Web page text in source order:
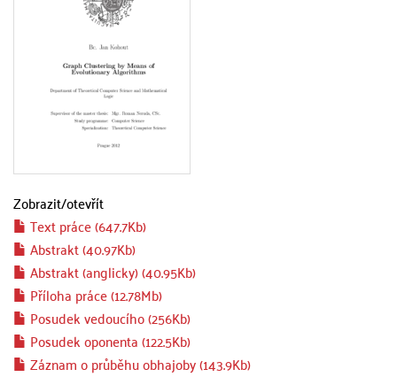
Zobrazit/otevřít
Text práce (647.7Kb)
Abstrakt (40.97Kb)
Abstrakt (anglicky) (40.95Kb)
Příloha práce (12.78Mb)
Posudek vedoucího (256Kb)
Posudek oponenta (122.5Kb)
Záznam o průběhu obhajoby (143.9Kb)